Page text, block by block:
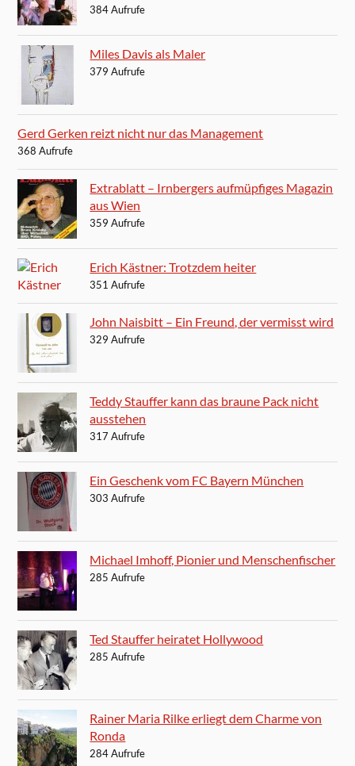
384 Aufrufe
Miles Davis als Maler
379 Aufrufe
Gerd Gerken reizt nicht nur das Management
368 Aufrufe
Extrablatt – Irnbergers aufmüpfiges Magazin
aus Wien
359 Aufrufe
Erich Kästner: Trotzdem heiter
351 Aufrufe
John Naisbitt – Ein Freund, der vermisst wird
329 Aufrufe
Teddy Stauffer kann das braune Pack nicht
ausstehen
317 Aufrufe
Ein Geschenk vom FC Bayern München
303 Aufrufe
Michael Imhoff, Pionier und Menschenfischer
285 Aufrufe
Ted Stauffer heiratet Hollywood
285 Aufrufe
Rainer Maria Rilke erliegt dem Charme von
Ronda
284 Aufrufe